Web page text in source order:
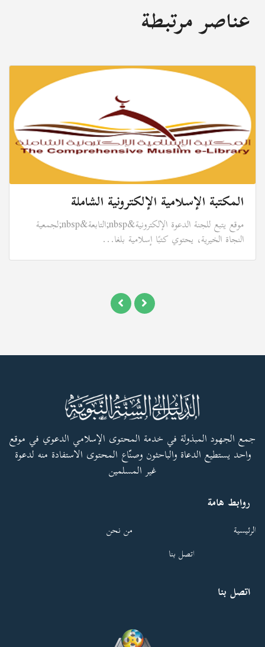
عناصر مرتبطة
المكتبة الإسلامية الإلكترونية الشاملة
موقع يتبع للجنة الدعوة الإلكترونية&nbsp;التابعة&nbsp;لجمعية
النجاة الخيرية، يحتوي كتبًا إسلامية بلغا...
جمع الجهود المبذولة في خدمة المحتوى الإسلامي الدعوي في موقع
واحد يستطيع الدعاة والباحثون وصنّاع المحتوى الاستفادة منه لدعوة
غير المسلمين
روابط هامة
الرئيسية
من نحن
اتصل بنا
اتصل بنا